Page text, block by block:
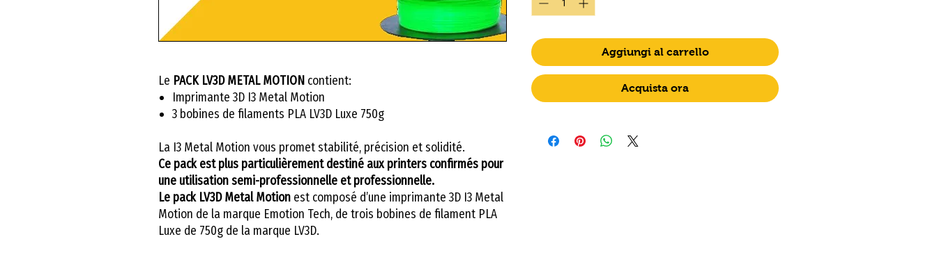
Le PACK LV3D METAL MOTION contient:
Imprimante 3D I3 Metal Motion
3 bobines de filaments PLA LV3D Luxe 750g
La I3 Metal Motion vous promet stabilité, précision et solidité.
Ce pack est plus particulièrement destiné aux printers confirmés pour
une utilisation semi-professionnelle et professionnelle.
Le pack LV3D Metal Motion est composé d’une imprimante 3D I3 Metal
Motion de la marque Emotion Tech, de trois bobines de filament PLA
Luxe de 750g de la marque LV3D.
Aggiungi al carrello
Acquista ora